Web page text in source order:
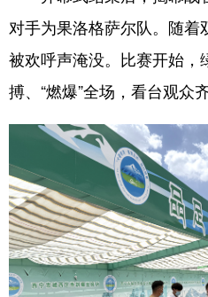
对手为果洛格萨尔队。随
被欢呼声淹没。比赛开始，
搏、“燃爆”全场，看台观众